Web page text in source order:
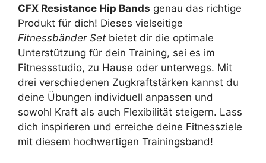
CFX Resistance Hip Bands genau das richtige
Produkt für dich! Dieses vielseitige
Fitnessbänder Set bietet dir die optimale
Unterstützung für dein Training, sei es im
Fitnessstudio, zu Hause oder unterwegs. Mit
drei verschiedenen Zugkraftstärken kannst du
deine Übungen individuell anpassen und
sowohl Kraft als auch Flexibilität steigern. Lass
dich inspirieren und erreiche deine Fitnessziele
mit diesem hochwertigen Trainingsband!